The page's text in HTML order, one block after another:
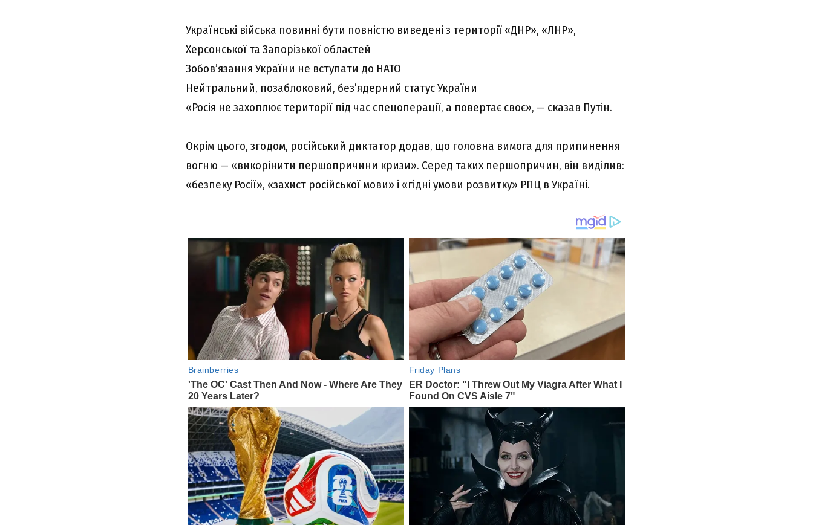
Українські війська повинні бути повністю виведені з території «ДНР», «ЛНР»,
Херсонської та Запорізької областей
Зобов’язання України не вступати до НАТО
Нейтральний, позаблоковий, без’ядерний статус України
«Росія не захоплює території під час спецоперації, а повертає своє», — сказав Путін.
Окрім цього, згодом, російський диктатор додав, що головна вимога для припинення
вогню — «викорінити першопричини кризи». Серед таких першопричин, він виділив:
«безпеку Росії», «захист російської мови» і «гідні умови розвитку» РПЦ в Україні.